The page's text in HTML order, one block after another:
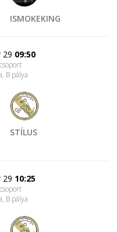
ISMOKEKING
29 09:50
, B pálya
STÍLUS
29 10:25
, B pálya